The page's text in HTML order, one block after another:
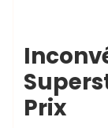
Prix